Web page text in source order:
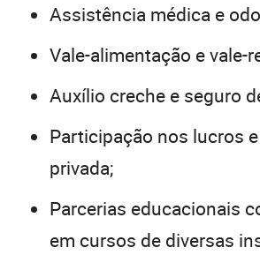
Assistência médica e
Vale-alimentação e vale-
Auxílio creche e seguro
Participação nos lucros
privada;
Parcerias educacionais
em cursos de diversas